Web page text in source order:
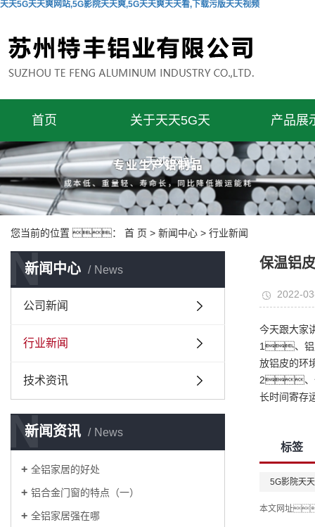
天天5G天天爽网站,5G影院天天爽,5G天天爽天天看,下载污版天天视频
首页 关于天天5G天
天爽网站
产品展
您当前的位置 ： 首 页 > 新闻中心 > 行业新闻
新闻中心 News
N
公司新闻
行业新闻
技术资讯
新闻资讯 News
N
全铝家居的好处
铝合金门窗的特点（一）
全铝家居强在哪
保温铝
2022-
今天跟大家
1、铝
放铝皮的
2、保
长时间寄存
标签
5G影院天
本文网址